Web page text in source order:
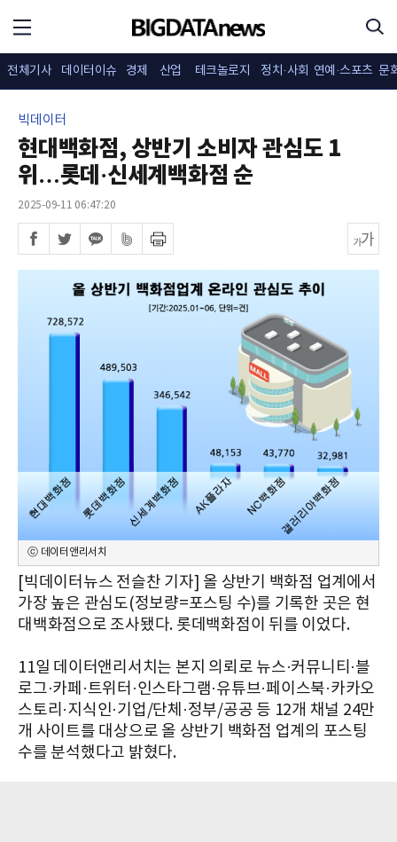
전체기사 데이터이슈 경제 산업 테크놀로지 정치·사회 연예·스포츠 문
빅데이터
현대백화점, 상반기 소비자 관심도 1
위…롯데·신세계백화점 순
2025-09-11 06:47:20
ⓒ 데이터앤리서치
[빅데이터뉴스 전슬찬 기자] 올 상반기 백화점 업계에서
가장 높은 관심도(정보량=포스팅 수)를 기록한 곳은 현
대백화점으로 조사됐다. 롯데백화점이 뒤를 이었다.
11일 데이터앤리서치는 본지 의뢰로 뉴스·커뮤니티·블
로그·카페·트위터·인스타그램·유튜브·페이스북·카카오
스토리·지식인·기업/단체·정부/공공 등 12개 채널 24만
개 사이트를 대상으로 올 상반기 백화점 업계의 포스팅
수를 분석했다고 밝혔다.